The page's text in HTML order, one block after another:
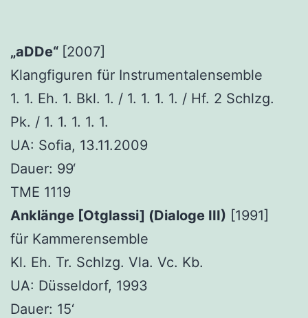
„aDDe“ [2007]
Klangfiguren für Instrumentalensemble
1. 1. Eh. 1. Bkl. 1. / 1. 1. 1. 1. / Hf. 2 Schlzg.
Pk. / 1. 1. 1. 1. 1.
UA: Sofia, 13.11.2009
Dauer: 99‘
TME 1119
Anklänge [Otglassi] (Dialoge III) [1991]
für Kammerensemble
Kl. Eh. Tr. Schlzg. Vla. Vc. Kb.
UA: Düsseldorf, 1993
Dauer: 15‘